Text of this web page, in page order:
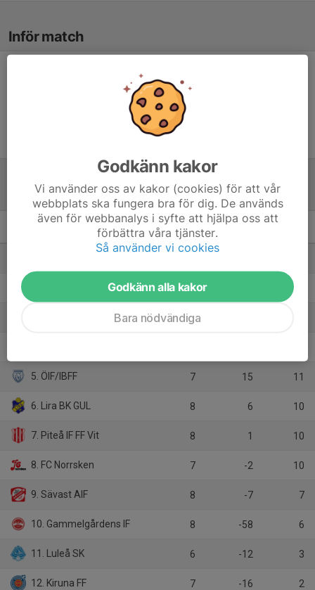
Inför match
Inget skrivet
Tabell
9 mot 9 flickor 13 år Grupp A M
7 19
4
5. ÖIF/IBFF 7 15 11
6. Lira BK GUL 8 6 10
7. Piteå IF FF Vit 8 1 10
8. FC Norrsken 7 -2 10
9. Sävast AIF 8 -7 7
10. Gammelgårdens IF 8 -58 6
11. Luleå SK 6 -12 3
12. Kiruna FF 7 -16 2
Godkänn kakor
Vi använder oss av kakor (cookies) för att vår
webbplats ska fungera bra för dig. De används
även för webbanalys i syfte att hjälpa oss att
förbättra våra tjänster.
Så använder vi cookies
Godkänn alla kakor
Bara nödvändiga